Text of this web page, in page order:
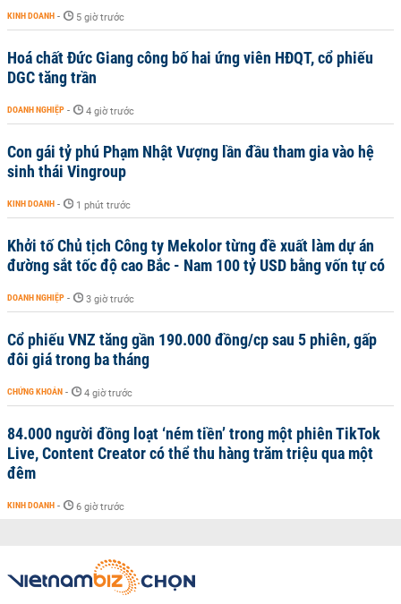
KINH DOANH - 5 giờ trước
Hoá chất Đức Giang công bố hai ứng viên HĐQT, cổ phiếu
DGC tăng trần
DOANH NGHIỆP - 4 giờ trước
Con gái tỷ phú Phạm Nhật Vượng lần đầu tham gia vào hệ
sinh thái Vingroup
KINH DOANH - 1 phút trước
Khởi tố Chủ tịch Công ty Mekolor từng đề xuất làm dự án
đường sắt tốc độ cao Bắc - Nam 100 tỷ USD bằng vốn tự có
DOANH NGHIỆP - 3 giờ trước
Cổ phiếu VNZ tăng gần 190.000 đồng/cp sau 5 phiên, gấp
đôi giá trong ba tháng
CHỨNG KHOÁN - 4 giờ trước
84.000 người đồng loạt ‘ném tiền’ trong một phiên TikTok
Live, Content Creator có thể thu hàng trăm triệu qua một
đêm
KINH DOANH - 6 giờ trước